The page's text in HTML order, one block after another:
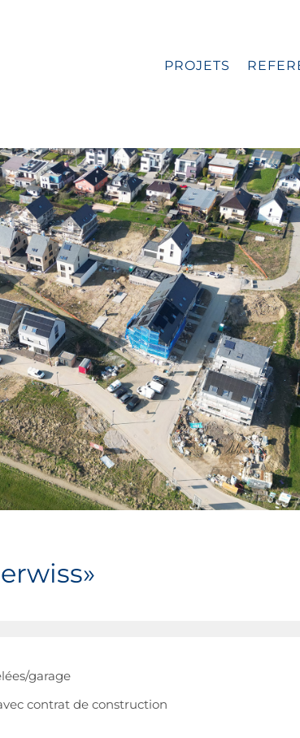
PROJETS
garage
contrat de construction